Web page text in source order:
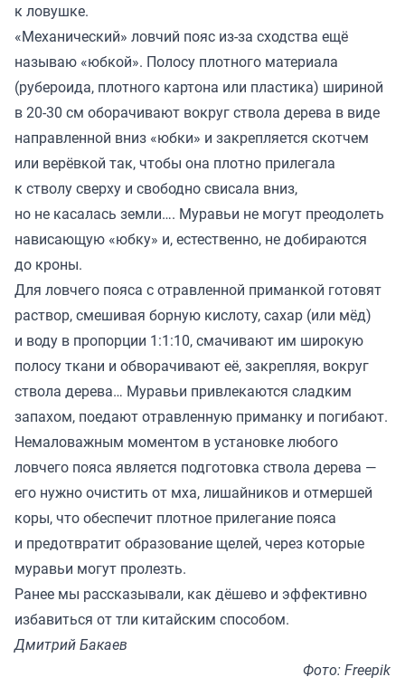
к ловушке.
«Механический» ловчий пояс из-за сходства ещё
называю «юбкой». Полосу плотного материала
(рубероида, плотного картона или пластика) шириной
в 20-30 см оборачивают вокруг ствола дерева в виде
направленной вниз «юбки» и закрепляется скотчем
или верёвкой так, чтобы она плотно прилегала
к стволу сверху и свободно свисала вниз,
но не касалась земли…. Муравьи не могут преодолеть
нависающую «юбку» и, естественно, не добираются
до кроны.
Для ловчего пояса с отравленной приманкой готовят
раствор, смешивая борную кислоту, сахар (или мёд)
и воду в пропорции 1:1:10, смачивают им широкую
полосу ткани и обворачивают её, закрепляя, вокруг
ствола дерева… Муравьи привлекаются сладким
запахом, поедают отравленную приманку и погибают.
Немаловажным моментом в установке любого
ловчего пояса является подготовка ствола дерева —
его нужно очистить от мха, лишайников и отмершей
коры, что обеспечит плотное прилегание пояса
и предотвратит образование щелей, через которые
муравьи могут пролезть.
Ранее мы рассказывали, как дёшево и эффективно
избавиться от тли китайским способом.
Дмитрий Бакаев
Фото: Freepik